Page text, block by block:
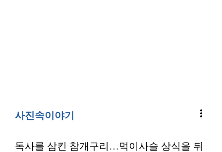
사진속이야기 more_vert
독사를 삼킨 참개구리…먹이사슬 상식을 뒤